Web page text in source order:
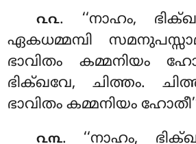
൨൨. ‘‘നാഹം,
ഏകധമ്മമ്പി
ഭാവിതം കമ്മനിയം
ഭിക്ഖവേ, ചിത്തം.
ഭാവിതം കമ്മനിയം
൨൩. ‘‘നാഹം,